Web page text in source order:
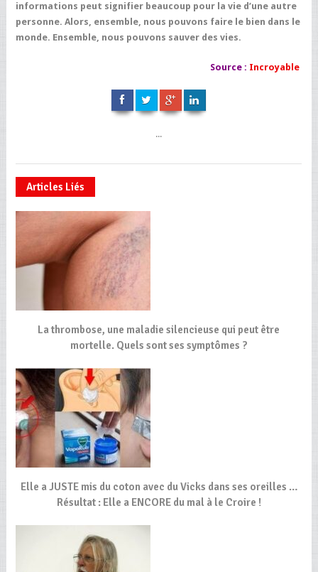
informations peut signifier beaucoup pour la vie d’une autre
personne. Alors, ensemble, nous pouvons faire le bien dans le
monde. Ensemble, nous pouvons sauver des vies.
Source : Incroyable
...
Articles Liés
La thrombose, une maladie silencieuse qui peut être
mortelle. Quels sont ses symptômes ?
Elle a JUSTE mis du coton avec du Vicks dans ses oreilles …
Résultat : Elle a ENCORE du mal à le Croire !